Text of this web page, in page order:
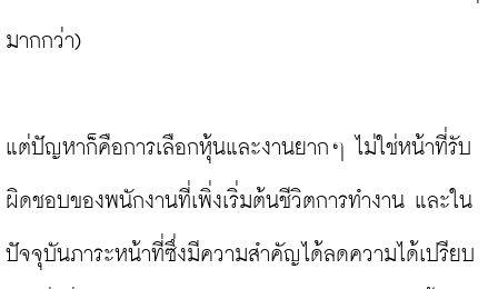
มากกว่า)
แต่ปัญหาก็คือการเลือกหุ้นและงานยากๆ ไม่ใช่หน้าที่รับ
ผิดชอบของพนักงานที่เพิ่งเริ่มต้นชีวิตการทำงาน และใน
ปัจจุบันภาระหน้าที่ซึ่งมีความสำคัญได้ลดความได้เปรียบ